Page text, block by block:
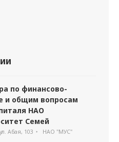
по финансово-
и общим вопросам
НАО
Семей
Абая, 103 НАО "МУС"